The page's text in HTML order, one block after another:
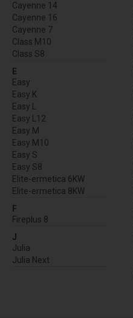
Cayenne 14
Cayenne 16
Cayenne 7
Class M10
Class S8
E
Easy
Easy K
Easy L
Easy L12
Easy M
Easy M10
Easy S
Easy S8
Elite-ermetica 6KW
Elite-ermetica 8KW
F
Fireplus 8
J
Julia
Julia Next